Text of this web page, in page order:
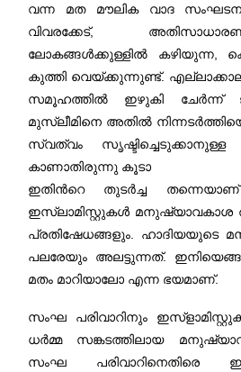
വന്ന മത മൗലിക വാദ
വിവരക്കേട്,
ലോകങ്ങൾക്കുള്ളിൽ കഴിയുന്ന,
കുത്തി വെയ്ക്കുന്നുണ്ട്.
സമൂഹത്തിൽ ഇഴുകി ചേർന്ന്
മുസ്ലീമിനെ അതിൽ
സ്വത്വം
കാണാതിരുന്നു കൂടാ
ഇതിന്‍റെ തുടർച്ച
ഇസ്‌ലാമിസ്റ്റുകൾ
പ്രതിഷേധങ്ങളും. ഹാദിയയുടെ
പലരേയും അലട്ടുന്നത്.
മതം മാറിയാലോ എന്ന ഭയമാണ്.
സംഘ പരിവാറിനും
ധർമ്മ സങ്കടത്തിലായ
സംഘ പരിവാറിനെതിരെ